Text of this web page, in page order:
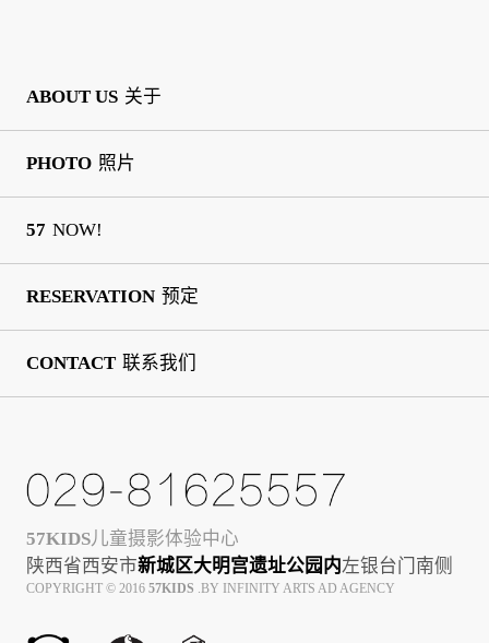
ABOUT US 关于
PHOTO 照片
57 NOW!
RESERVATION 预定
CONTACT 联系我们
57KIDS儿童摄影体验中心
陕西省西安市新城区大明宫遗址公园内左银台门南侧
COPYRIGHT © 2016 57KIDS .BY INFINITY ARTS AD AGENCY